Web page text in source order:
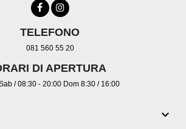
TELEFONO
081 560 55 20
DI APERTURA
/ 08:30 - 20:00 Dom 8:30 / 16:00
